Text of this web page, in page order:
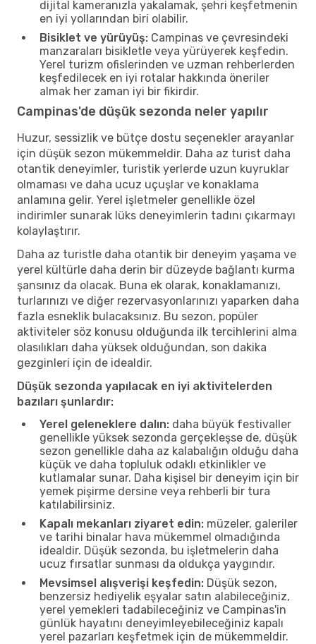
dijital kameranızla yakalamak, şehri keşfetmenin
en iyi yollarından biri olabilir.
Bisiklet ve yürüyüş: Campinas ve çevresindeki
manzaraları bisikletle veya yürüyerek keşfedin.
Yerel turizm ofislerinden ve uzman rehberlerden
keşfedilecek en iyi rotalar hakkında öneriler
almak her zaman iyi bir fikirdir.
Campinas'de düşük sezonda neler yapılır
Huzur, sessizlik ve bütçe dostu seçenekler arayanlar
için düşük sezon mükemmeldir. Daha az turist daha
otantik deneyimler, turistik yerlerde uzun kuyruklar
olmaması ve daha ucuz uçuşlar ve konaklama
anlamına gelir. Yerel işletmeler genellikle özel
indirimler sunarak lüks deneyimlerin tadını çıkarmayı
kolaylaştırır.
Daha az turistle daha otantik bir deneyim yaşama ve
yerel kültürle daha derin bir düzeyde bağlantı kurma
şansınız da olacak. Buna ek olarak, konaklamanızı,
turlarınızı ve diğer rezervasyonlarınızı yaparken daha
fazla esneklik bulacaksınız. Bu sezon, popüler
aktiviteler söz konusu olduğunda ilk tercihlerini alma
olasılıkları daha yüksek olduğundan, son dakika
gezginleri için de idealdir.
Düşük sezonda yapılacak en iyi aktivitelerden
bazıları şunlardır:
Yerel geleneklere dalın: daha büyük festivaller
genellikle yüksek sezonda gerçekleşse de, düşük
sezon genellikle daha az kalabalığın olduğu daha
küçük ve daha topluluk odaklı etkinlikler ve
kutlamalar sunar. Daha kişisel bir deneyim için bir
yemek pişirme dersine veya rehberli bir tura
katılabilirsiniz.
Kapalı mekanları ziyaret edin: müzeler, galeriler
ve tarihi binalar hava mükemmel olmadığında
idealdir. Düşük sezonda, bu işletmelerin daha
ucuz fırsatlar sunması da oldukça yaygındır.
Mevsimsel alışverişi keşfedin: Düşük sezon,
benzersiz hediyelik eşyalar satın alabileceğiniz,
yerel yemekleri tadabileceğiniz ve Campinas'in
günlük hayatını deneyimleyebileceğiniz kapalı
yerel pazarları keşfetmek için de mükemmeldir.